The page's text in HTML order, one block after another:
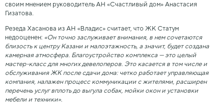
своим мнением руководитель АН «Счастливый дом» Анастасия
Гизатова.
Резеда Хасанова из АН «Владис» считает, что ЖК Статум
недооценен: «Он точно заслуживает внимания, в нем сочетаются
близость к центру Казани и малоэтажность, а значит, будет создана
камерная атмосфера. Благоустройство комплекса — это целый
мастер-класс для многих девелоперов. Это касается в том числе и
обслуживания ЖК после сдачи дома: четко работает управляющая
компания, налажен процесс коммуникации с жителями, расширен
перечень услуг вплоть до выгула собак, мойки окон и установки
мебели и техники».